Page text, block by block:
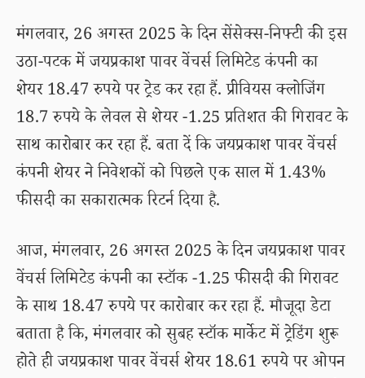
मंगलवार, 26 अगस्त 2025 के दिन सेंसेक्स-निफ्टी की इस
उठा-पटक में जयप्रकाश पावर वेंचर्स लिमिटेड कंपनी का
शेयर 18.47 रुपये पर ट्रेड कर रहा हैं. प्रीवियस क्लोजिंग
18.7 रुपये के लेवल से शेयर -1.25 प्रतिशत की गिरावट के
साथ कारोबार कर रहा हैं. बता दें कि जयप्रकाश पावर वेंचर्स
कंपनी शेयर ने निवेशकों को पिछले एक साल में 1.43%
फीसदी का सकारात्मक रिटर्न दिया है.
आज, मंगलवार, 26 अगस्त 2025 के दिन जयप्रकाश पावर
वेंचर्स लिमिटेड कंपनी का स्टॉक -1.25 फीसदी की गिरावट
के साथ 18.47 रुपये पर कारोबार कर रहा हैं. मौजूदा डेटा
बताता है कि, मंगलवार को सुबह स्टॉक मार्केट में ट्रेडिंग शुरू
होते ही जयप्रकाश पावर वेंचर्स शेयर 18.61 रुपये पर ओपन